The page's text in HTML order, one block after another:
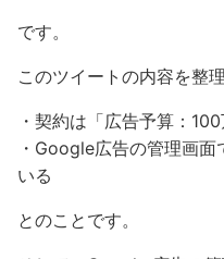
です。
このツイートの内容を整理
・契約は「広告予算：
・Google広告の管理画
いる
とのことです。